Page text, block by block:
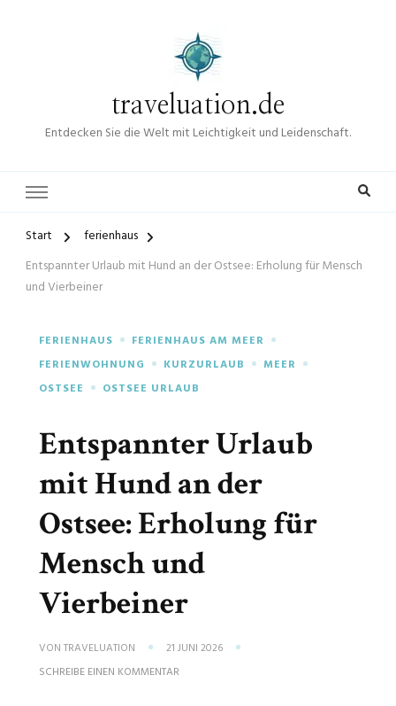
traveluation.de
Entdecken Sie die Welt mit Leichtigkeit und Leidenschaft.
Start
ferienhaus
Entspannter Urlaub mit Hund an der Ostsee: Erholung für Mensch
und Vierbeiner
FERIENHAUS
FERIENHAUS AM MEER
FERIENWOHNUNG
KURZURLAUB
MEER
OSTSEE
OSTSEE URLAUB
Entspannter Urlaub
mit Hund an der
Ostsee: Erholung für
Mensch und
Vierbeiner
VON TRAVELUATION
21 JUNI 2026
SCHREIBE EINEN KOMMENTAR